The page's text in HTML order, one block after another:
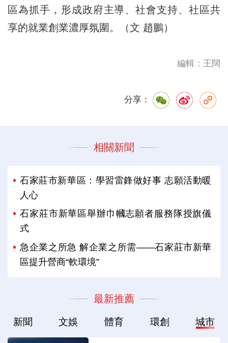
區為抓手，形成政府主導、社會支持、社區共
享的就業創業濃厚氛圍。（文 趙鵬）
編輯：王闊
分享：
相關新聞
石家莊市新華區：學習雷鋒做好事 志願活動暖
人心
石家莊市新華區舉辦巾幗志願者服務隊授旗儀
式
急企業之所急 解企業之所需——石家莊市新華
區提升營商“軟環境”
最新推薦
新聞 文娛 體育 環創 城市